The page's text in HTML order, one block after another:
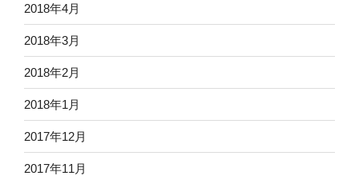
2018年4月
2018年3月
2018年2月
2018年1月
2017年12月
2017年11月